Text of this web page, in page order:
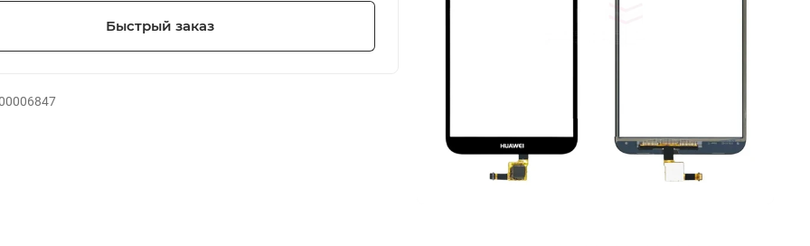
Быстрый заказ